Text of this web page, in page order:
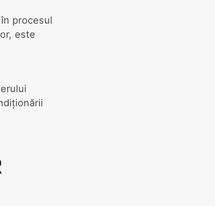
procesul
este